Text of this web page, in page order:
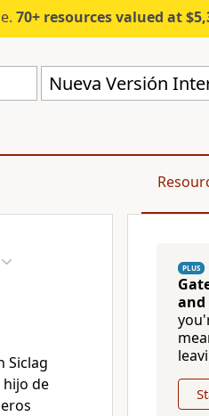
70+ resources valued at $5,300+—plans
Nueva Versión
Siclag
hijo de
PLUS